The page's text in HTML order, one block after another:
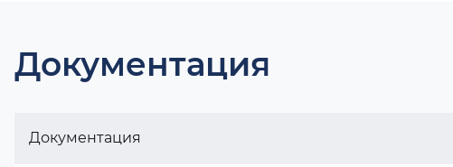
Документация
Документация